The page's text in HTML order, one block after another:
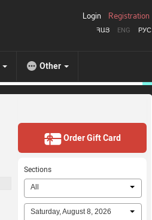
ՀԱՅ ENG РУС
Login Registration
Other
Order Gift Card
Sections
All
Saturday, August 8, 2026